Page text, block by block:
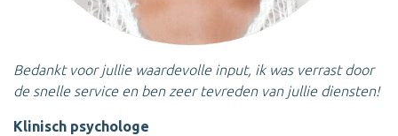
Bedankt voor jullie waardevolle input, ik was verrast door
de snelle service en ben zeer tevreden van jullie diensten!
Klinisch psychologe